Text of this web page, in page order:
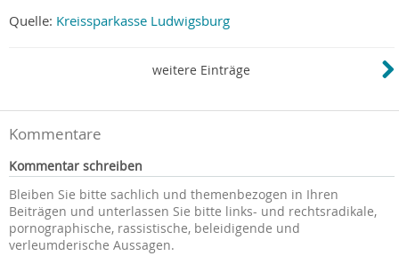
Quelle: Kreissparkasse Ludwigsburg
weitere Einträge
Kommentare
Kommentar schreiben
Bleiben Sie bitte sachlich und themenbezogen in Ihren
Beiträgen und unterlassen Sie bitte links- und rechtsradikale,
pornographische, rassistische, beleidigende und
verleumderische Aussagen.